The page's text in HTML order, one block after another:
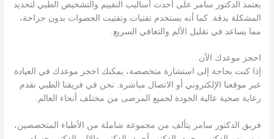
يعتمد الدكتور سامر على أحدث أساليب التقييم والتشخيص الطبي لتحديد
المشكلة بدقة. كما أنه يستخدم تقنيات وتفتيت الحصوات بدون جراحة،
مما يساعد في تقليل الألم والتعافي السريع.
احجز موعدك الآن
إذا كنت بحاجة إلى استشارة متخصصة، يمكنك احجز موعدك في العيادة
عبر موقعنا الإلكتروني أو الاتصال مباشرة. نحن في فريقنا الطبي نقدم
رعاية صحية عالية الجودة لجميع المرضى من مختلف أنحاء العالم.
فريق الدكتور سامر يتألف من مجموعة شاملة من الأطباء المتخصصين،